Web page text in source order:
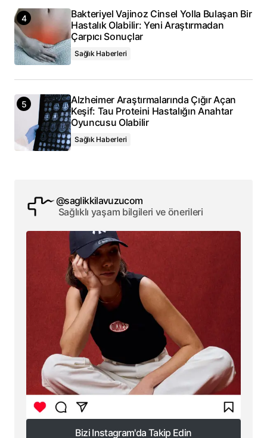
Bakteriyel Vajinoz Cinsel Yolla Bulaşan Bir
Hastalık Olabilir: Yeni Araştırmadan
Çarpıcı Sonuçlar
Sağlık Haberleri
Alzheimer Araştırmalarında Çığır Açan
Keşif: Tau Proteini Hastalığın Anahtar
Oyuncusu Olabilir
Sağlık Haberleri
@saglikkilavuzucom
Sağlıklı yaşam bilgileri ve önerileri
Bizi Instagram'da Takip Edin